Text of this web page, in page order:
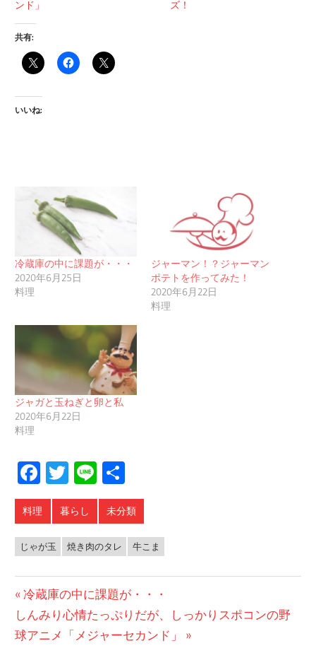
ンド」 ズ！
共有:
いいね:
冷蔵庫の中に課題が・・・
2020年6月25日
料理
ジャーマン！？ジャーマン
ポテトを作ってみた！
2020年6月22日
料理
ジャガと玉ねぎと卵と私
2020年6月22日
料理
Facebook
Twitter
Line
有
料理 暮らし 未分類
じゃが玉 焼き肉のタレ 牛こま
投
稿
前
の
投
冷蔵庫の中に課題が・・・
次
の
しんみり心情たっぷりだが、しっかりスポコンの野
球アニメ「メジャーセカンド」